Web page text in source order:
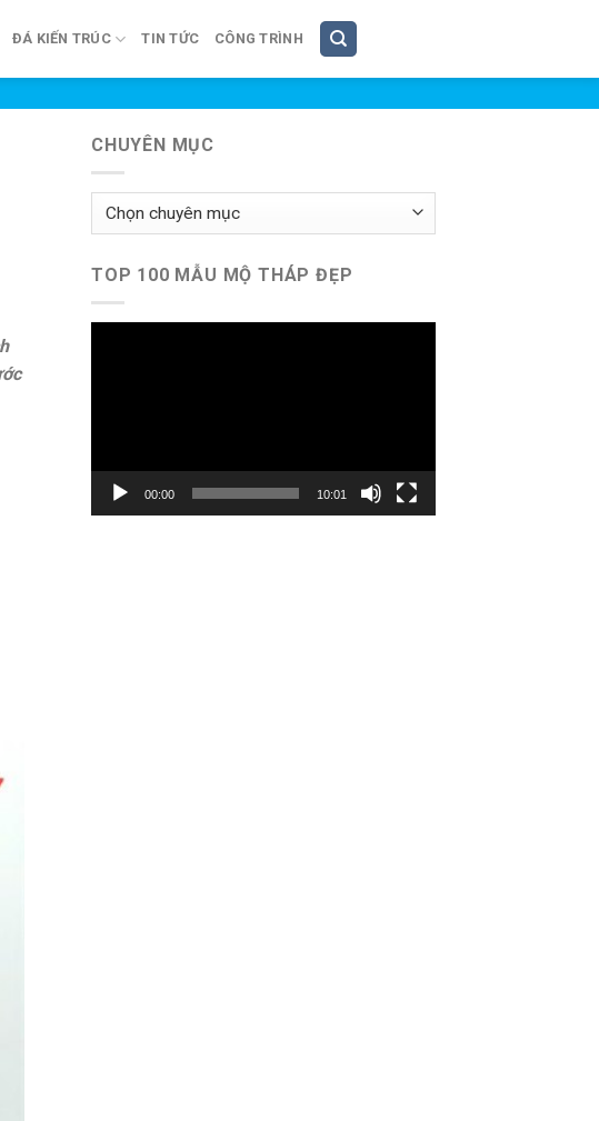
ĐÁ KIẾN TRÚC TIN TỨC CÔNG TRÌNH
CHUYÊN MỤC
Chuyên
mục
TOP 100 MẪU MỘ THÁP ĐẸP
00:00 10:01